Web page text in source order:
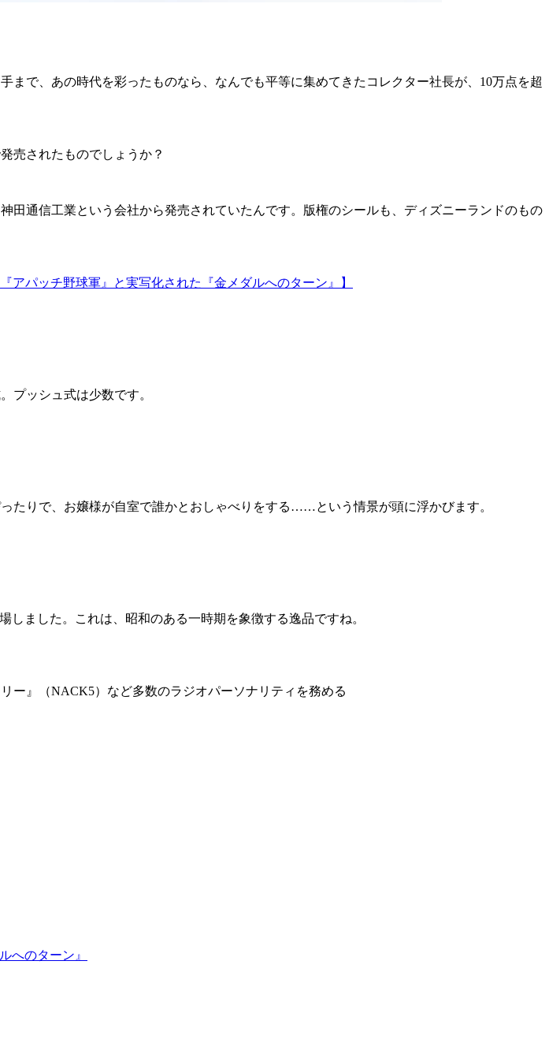
で、あの時代を彩ったものなら、なんでも平等に集めてきたコレクター社長が、10万点を超
売されたものでしょうか？
通信工業という会社から発売されていたんです。版権のシールも、ディズニーランドのもの
アパッチ野球軍』と実写化された『金メダルへのターン』】
プッシュ式は少数です。
りで、お嬢様が自室で誰かとおしゃべりをする……という情景が頭に浮かびます。
ました。これは、昭和のある一時期を象徴する逸品ですね。
ー』（NACK5）など多数のラジオパーソナリティを務める
へのターン』